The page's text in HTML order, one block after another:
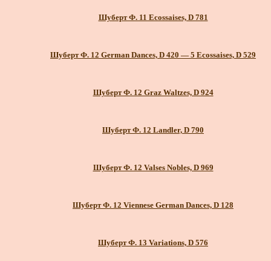
Шуберт Ф. 11 Ecossaises, D 781
Шуберт Ф. 12 German Dances, D 420 — 5 Ecossaises, D 529
Шуберт Ф. 12 Graz Waltzes, D 924
Шуберт Ф. 12 Landler, D 790
Шуберт Ф. 12 Valses Nobles, D 969
Шуберт Ф. 12 Viennese German Dances, D 128
Шуберт Ф. 13 Variations, D 576